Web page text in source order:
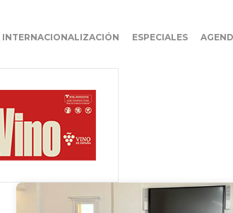
INTERNACIONALIZACIÓN ESPECIALES